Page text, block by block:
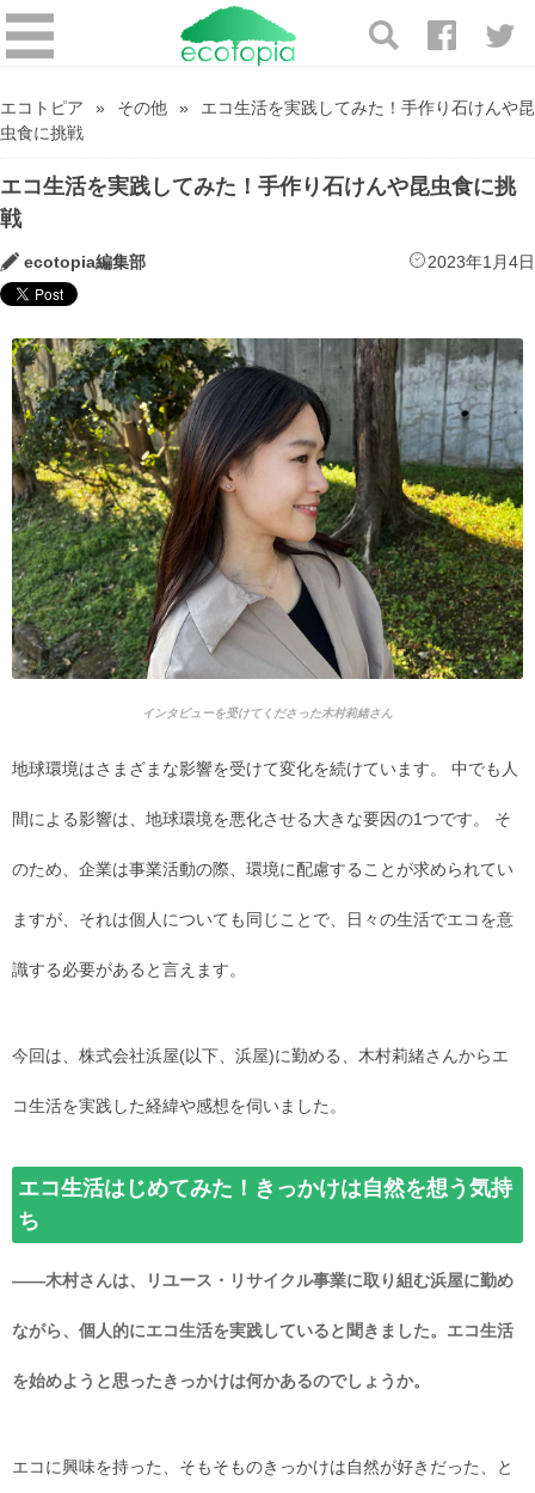
エコトピア その他
エコ生活を実践してみた！手作り石けんや昆
虫食に挑戦
エコ生活を実践してみた！手作り石けんや昆虫食に挑
戦
ecotopia編集部 2023年1月4日
インタビューを受けてくださった木村莉緒さん
地球環境はさまざまな影響を受けて変化を続けています。 中でも人
間による影響は、地球環境を悪化させる大きな要因の1つです。 そ
のため、企業は事業活動の際、環境に配慮することが求められてい
ますが、それは個人についても同じことで、日々の生活でエコを意
識する必要があると言えます。
今回は、株式会社浜屋(以下、浜屋)に勤める、木村莉緒さんからエ
コ生活を実践した経緯や感想を伺いました。
エコ生活はじめてみた！きっかけは自然を想う気持
ち
――木村さんは、リユース・リサイクル事業に取り組む浜屋に勤め
ながら、個人的にエコ生活を実践していると聞きました。エコ生活
を始めようと思ったきっかけは何かあるのでしょうか。
エコに興味を持った、そもそものきっかけは自然が好きだった、と